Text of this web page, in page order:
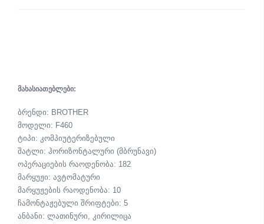
მახასიათებლები:
ბრენდი: BROTHER
მოდელი: F460
ტიპი: კომპიუტერიზებული
შატლი: ჰორიზონტალური (მბრუნავი)
ოპერაციების რაოდენობა: 182
მარყუჟი: ავტომატური
მარყუჟების რაოდენობა: 10
ჩამონტაჟებული შრიფტები: 5
ანბანი: ლათინური, კირილიცა